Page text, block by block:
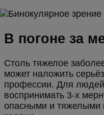
В погоне за
Столь тяжелое
может наложить
профессии. Для
воспринимать 3-х
опасными и тяжелыми